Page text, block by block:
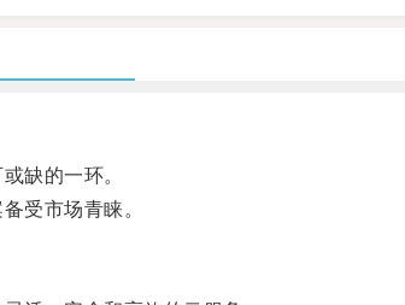
缺的一环。
受市场青睐。